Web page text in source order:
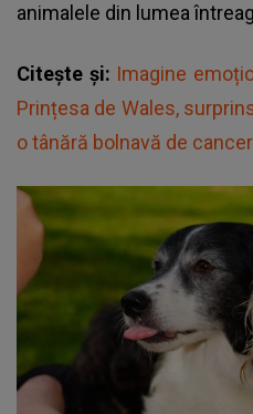
animalele din lumea
Citește și: Imagine
Prințesa de Wales,
o tânără bolnavă de cancer